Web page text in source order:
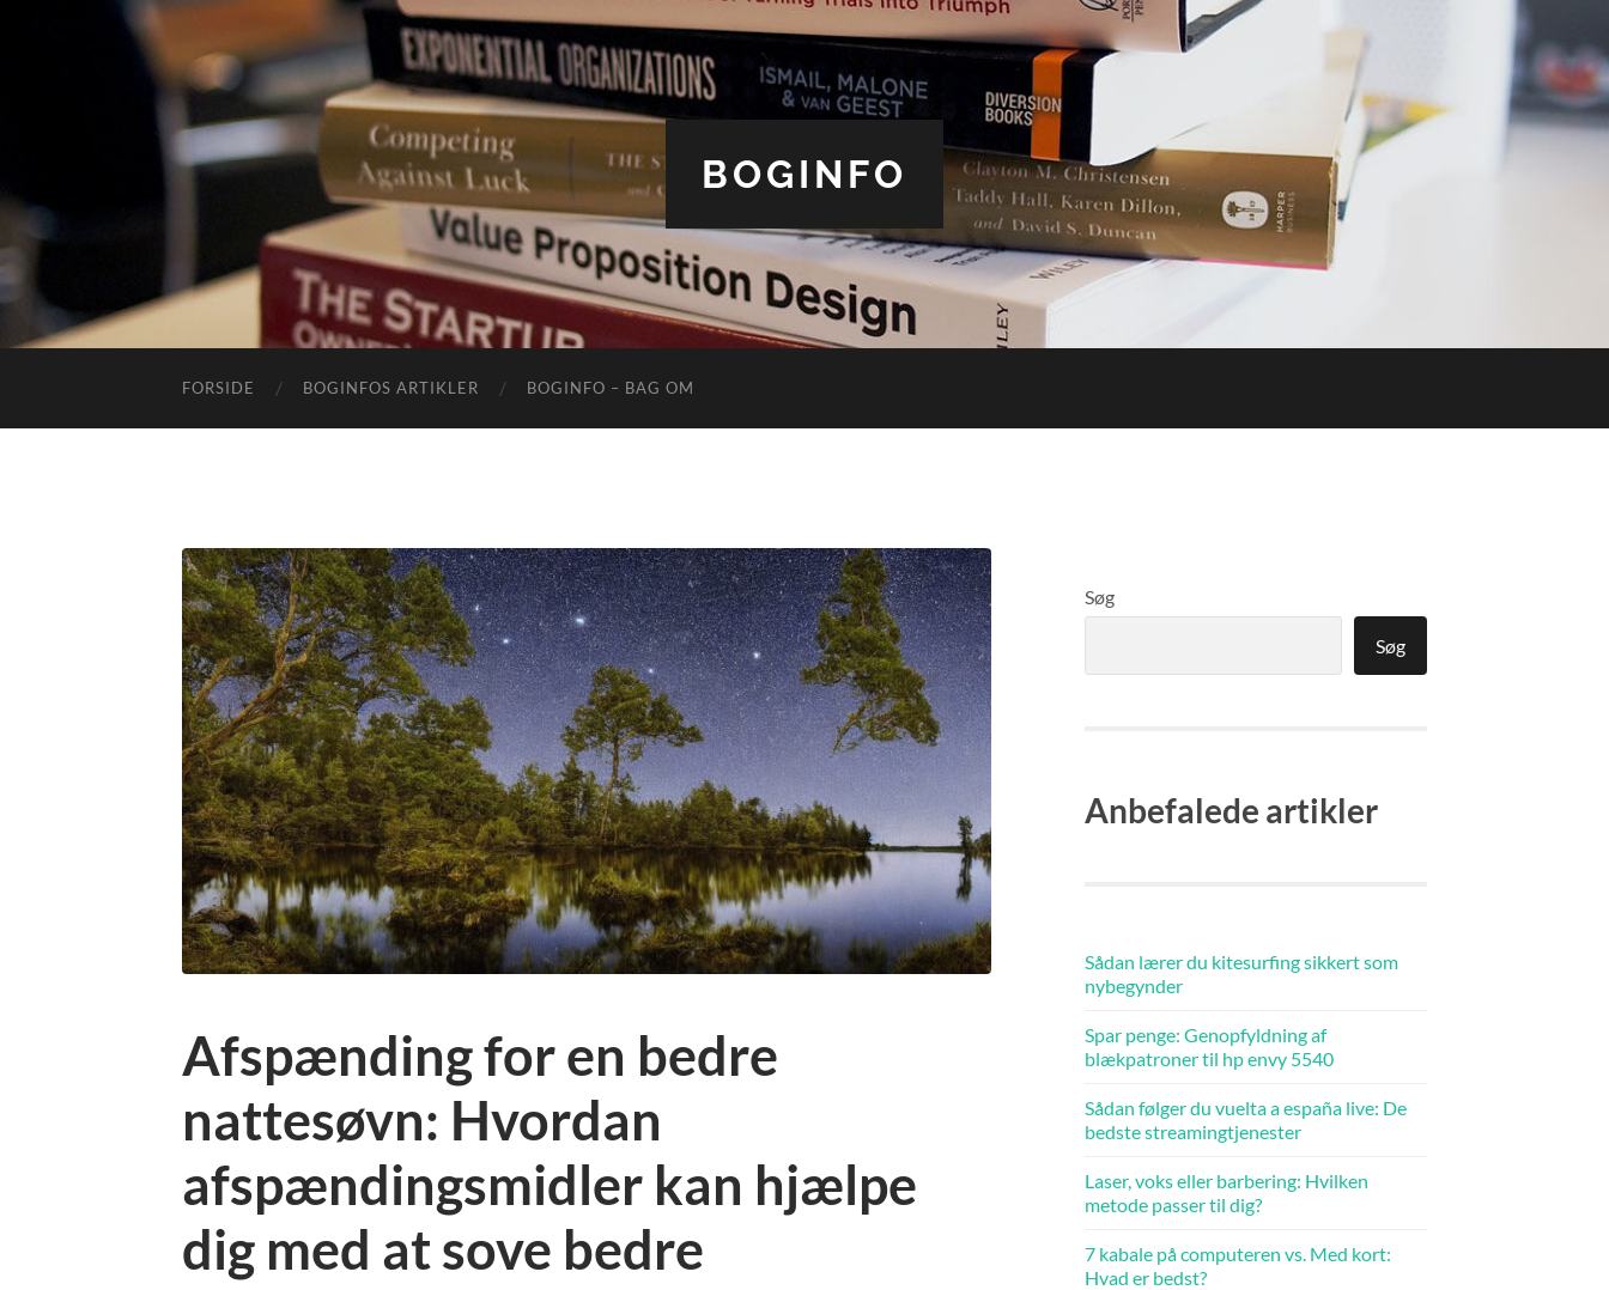
BOGINFO
FORSIDE BOGINFOS ARTIKLER BOGINFO – BAG OM
Afspænding for en bedre
nattesøvn: Hvordan
afspændingsmidler kan hjælpe
dig med at sove bedre
Søg
Søg
Anbefalede artikler
Sådan lærer du kitesurfing sikkert som
nybegynder
Spar penge: Genopfyldning af
blækpatroner til hp envy 5540
Sådan følger du vuelta a españa live: De
bedste streamingtjenester
Laser, voks eller barbering: Hvilken
metode passer til dig?
7 kabale på computeren vs. Med kort:
Hvad er bedst?